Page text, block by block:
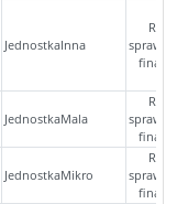
JednostkaInna
JednostkaMala
JednostkaMikro